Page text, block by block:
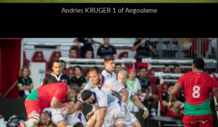
Andries KRUGER 1 of Angouleme